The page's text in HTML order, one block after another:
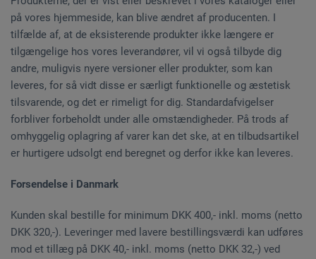
på vores hjemmeside, kan blive ændret af producenten. I
tilfælde af, at de eksisterende produkter ikke længere er
tilgængelige hos vores leverandører, vil vi også tilbyde dig
andre, muligvis nyere versioner eller produkter, som kan
leveres, for så vidt disse er særligt funktionelle og æstetisk
tilsvarende, og det er rimeligt for dig. Standardafvigelser
forbliver forbeholdt under alle omstændigheder. På trods af
omhyggelig oplagring af varer kan det ske, at en tilbudsartikel
er hurtigere udsolgt end beregnet og derfor ikke kan leveres.
Forsendelse i Danmark
Kunden skal bestille for minimum DKK 400,- inkl. moms (netto
DKK 320,-). Leveringer med lavere bestillingsværdi kan udføres
mod et tillæg på DKK 40,- inkl. moms (netto DKK 32,-) ved